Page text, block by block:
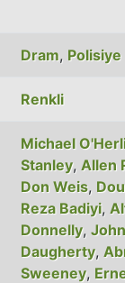
Dram, Polisiye
Renkli
Michael
Stanley, Allen
Don Weis,
Reza Badiyi,
Donnelly,
Daugherty,
Sweeney,